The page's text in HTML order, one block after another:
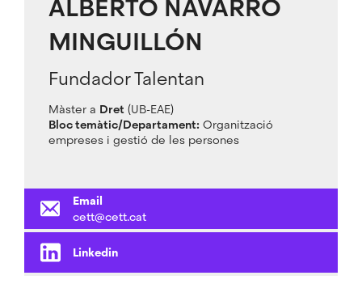
ALBERTO NAVARRO
MINGUILLÓN
Fundador Talentan
Màster a Dret (UB-EAE)
Bloc temàtic/Departament: Organització
empreses i gestió de les persones
Email
cett@cett.cat
Linkedin